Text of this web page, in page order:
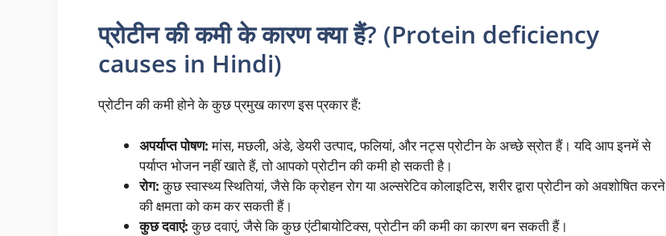
प्रोटीन की कमी के कारण क्या हैं? (Protein deficiency
causes in Hindi)
प्रोटीन की कमी होने के कुछ प्रमुख कारण इस प्रकार हैं:
अपर्याप्त पोषण:मांस, मछली, अंडे, डेयरी उत्पाद, फलियां, और नट्स प्रोटीन के अच्छे स्रोत हैं। यदि आप इनमें से
पर्याप्त भोजन नहीं खाते हैं, तो आपको प्रोटीन की कमी हो सकती है।
रोग:कुछ स्वास्थ्य स्थितियां, जैसे कि क्रोहन रोग या अल्सरेटिव कोलाइटिस, शरीर द्वारा प्रोटीन को अवशोषित करने
की क्षमता को कम कर सकती हैं।
कुछ दवाएं:कुछ दवाएं, जैसे कि कुछ एंटीबायोटिक्स, प्रोटीन की कमी का कारण बन सकती हैं।